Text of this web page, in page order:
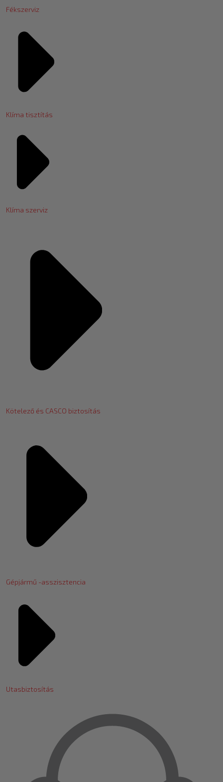
Fékszerviz
Klíma tisztítás
Klíma szerviz
Kötelező és CASCO biztosítás
Gépjármű -asszisztencia
Utasbiztosítás